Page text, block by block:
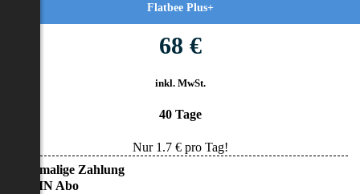
Flatbee Plus+
68 €
inkl. MwSt.
40 Tage
Nur 1.7€ pro Tag!
• Einmalige Zahlung
• KEIN Abo